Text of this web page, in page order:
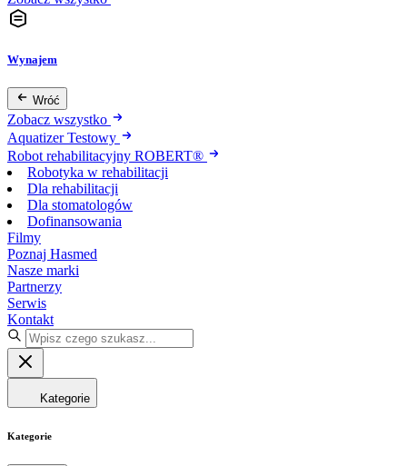
Wynajem
Wróć
Zobacz wszystko
Aquatizer Testowy
Robot rehabilitacyjny ROBERT®
Robotyka w rehabilitacji
Dla rehabilitacji
Dla stomatologów
Dofinansowania
Filmy
Poznaj Hasmed
Nasze marki
Partnerzy
Serwis
Kontakt
Kategorie
Kategorie